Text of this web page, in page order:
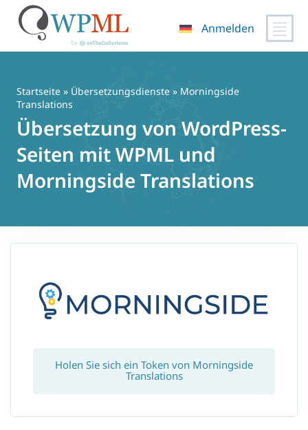
springen
Anmelden
Startseite » Übersetzungsdienste » Morningside
Translations
Übersetzung von WordPress-
Seiten mit WPML und
Morningside Translations
Holen Sie sich ein Token von Morningside
Translations